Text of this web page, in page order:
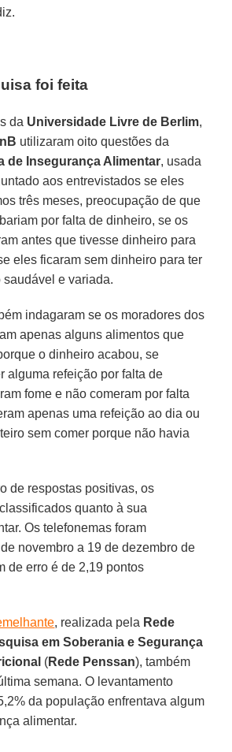
foi feita
da Universidade Livre de Berlim,
utilizaram oito questões da
de Insegurança Alimentar, usada
aos entrevistados se eles
três meses, preocupação de que
por falta de dinheiro, se os
antes que tivesse dinheiro para
eles ficaram sem dinheiro para ter
e variada.
indagaram se os moradores dos
apenas alguns alimentos que
o dinheiro acabou, se
alguma refeição por falta de
fome e não comeram por falta
apenas uma refeição ao dia ou
sem comer porque não havia
de respostas positivas, os
quanto à sua
Os telefonemas foram
novembro a 19 de dezembro de
de erro é de 2,19 pontos
, realizada pela Rede
em Soberania e Segurança
(Rede Penssan), também
semana. O levantamento
da população enfrentava algum
alimentar.